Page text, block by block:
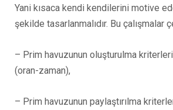
Yani kısaca kendi kendilerini motive
şekilde tasarlanmalıdır. Bu çalışmalar
– Prim havuzunun oluşturulma
(oran-zaman),
– Prim havuzunun paylaştırılma